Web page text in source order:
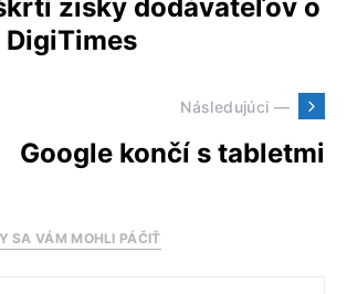
zisky dodávateľov o
DigiTimes
Následujúci —
Google končí s tabletmi
SA VÁM MOHLI PÁČIŤ